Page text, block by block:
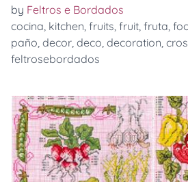
by Feltros e Bordados
cocina, kitchen, fruits, fruit, fruta,
paño, decor, deco, decoration,
feltrosebordados